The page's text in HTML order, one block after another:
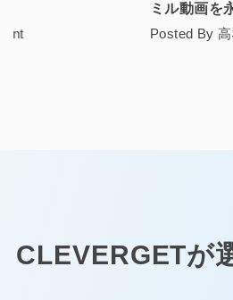
Posted By 高橋 大輔, 3968 Hits, 0
CLEVERGETが